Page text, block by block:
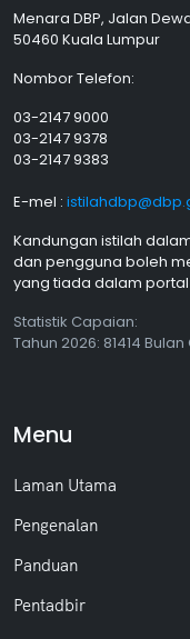
Menara DBP, Jalan
50460 Kuala Lumpur
Nombor Telefon:
03-2147 9000
03-2147 9378
03-2147 9383
E-mel :
Kandungan istilah
dan pengguna boleh
yang tiada dalam portal
Statistik Capaian:
Tahun 2026: 81414 Bulan
Menu
Laman Utama
Pengenalan
Panduan
Pentadbir